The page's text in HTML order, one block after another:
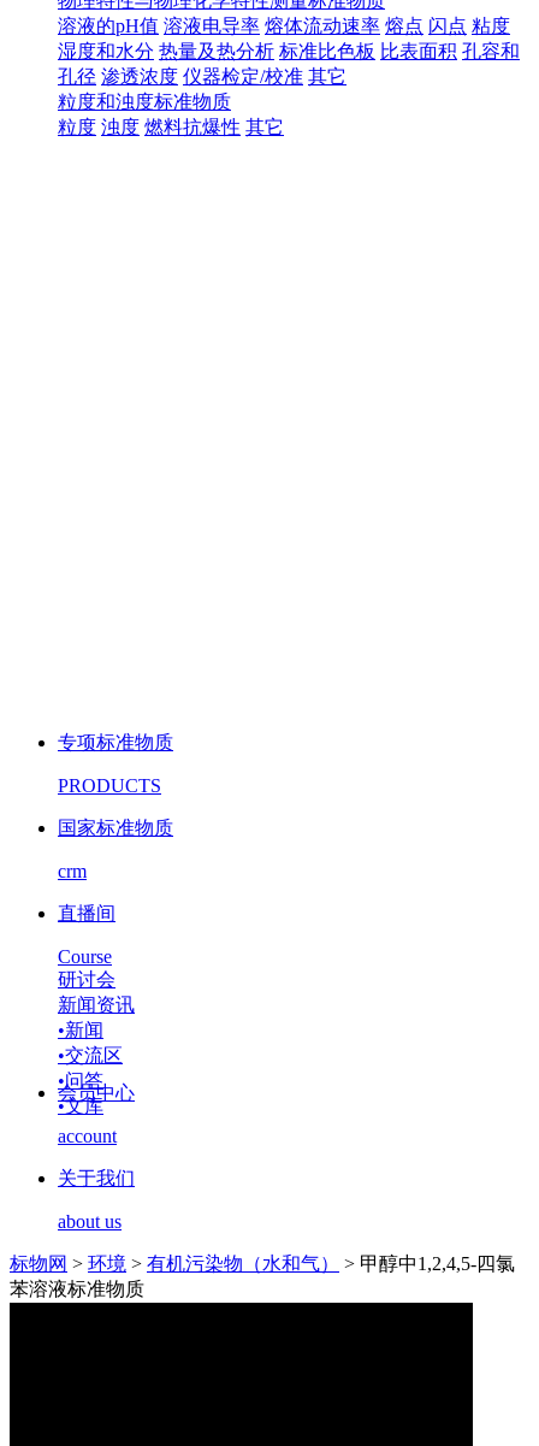
溶液的pH值 溶液电导率 熔体流动速率 熔点 闪点 粘度
湿度和水分 热量及热分析 标准比色板 比表面积 孔容和
孔径 渗透浓度 仪器检定/校准 其它
粒度和浊度标准物质
粒度 浊度 燃料抗爆性 其它
专项标准物质
PRODUCTS
国家标准物质
crm
直播间
Course
研讨会
新闻资讯
•新闻
•交流区
•问答
•文库
会员中心
account
关于我们
about us
标物网 > 环境 > 有机污染物（水和气） > 甲醇中1,2,4,5-四氯
苯溶液标准物质